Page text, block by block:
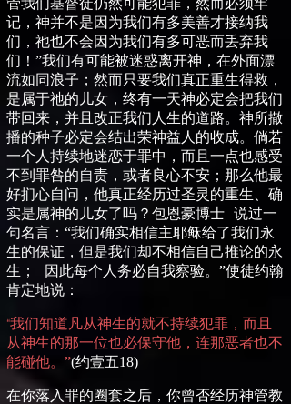
管我们基督徒仍然可能犯罪，然而必须牢
记，神并不是因为我们有多美善才接纳我
们，祂也不会因为我们有多可恶而丢弃我
们！ ”我们有可能被迷惑离开神，在外面漂
流如同浪子；然而只要我们真正重生得救，
是属于祂的儿女，终有一天神必定会把我们
带回来，并且改正我们人生的道路。神所撒
播的种子必定会结出荣神益人的收成。倘若
一个人持续地迷恋于罪中，而且一点也感受
不到罪咎的自责，或者良心不安；那么他最
好扪心自问，他真正经历过圣灵的重生
确
实是属神的儿女了吗？包恩豪博士 说过一
句名言：“我们确实相信主耶稣给了我们永
生的保证，但是我们却不相信自己推论的永
生；
因此每个人务必自我察验。”使徒约翰
肯定地说：
“我们知道凡从神生的就不持续犯罪，而且
从神生的那一位也必保守他，连那恶者也不
能碰他。”(约壹五18)
在你落入罪的圈套之后，你曾否经历神管教